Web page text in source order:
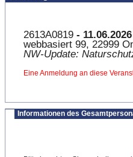
2613A0819 - 11.06.2026
webbasiert 99, 22999
NW-Update:
Eine Anmeldung an diese
Informationen des